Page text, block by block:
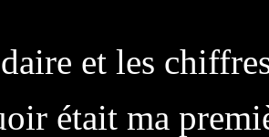
et les
était ma